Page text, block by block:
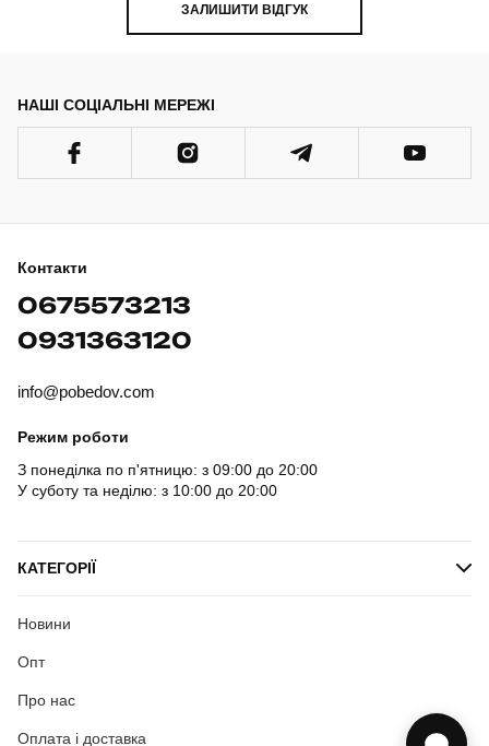
ЗАЛИШИТИ ВІДГУК
НАШІ СОЦІАЛЬНІ МЕРЕЖІ
Контакти
0675573213
0931363120
info@pobedov.com
Режим роботи
З понеділка по п'ятницю: з 09:00 до 20:00
У суботу та неділю: з 10:00 до 20:00
КАТЕГОРІЇ
Новини
Опт
Про нас
Оплата і доставка